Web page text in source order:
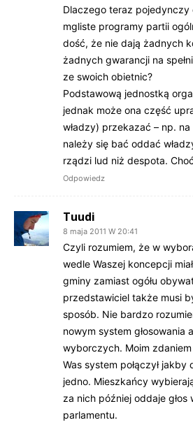
Dlaczego teraz pojedynczy
mgliste programy partii
dość, że nie dają żadnych
żadnych gwarancji na
ze swoich obietnic?
Podstawową jednostką
jednak może ona część
władzy) przekazać – np.
należy się bać oddać
rządzi lud niż despota.
Odpowiedz
Tuudi
8 maja 2011 W 20:41
Czyli rozumiem, że w
wedle Waszej koncepcji
gminy zamiast ogółu
przedstawiciel także musi
sposób. Nie bardzo
nowym system głosowania
wyborczych. Moim
Was system połączył jakby
jedno. Mieszkańcy
za nich później oddaje
parlamentu.